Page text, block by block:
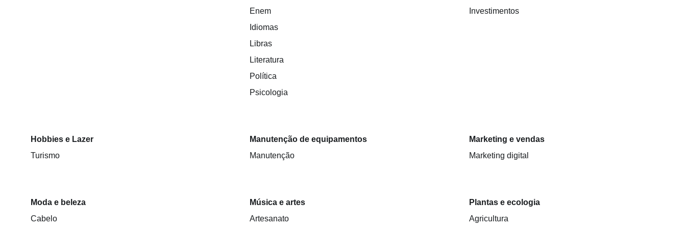
Enem
Idiomas
Libras
Literatura
Política
Psicologia
Investimentos
Hobbies e Lazer
Turismo
Manutenção de equipamentos
Manutenção
Marketing e vendas
Marketing digital
Moda e beleza
Cabelo
Música e artes
Artesanato
Plantas e ecologia
Agricultura